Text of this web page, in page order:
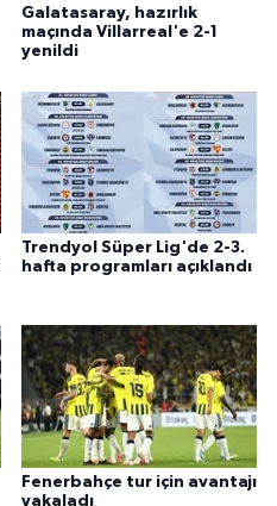
Galatasaray, hazırlık
maçında Villarreal'e 2-1
yenildi
Trendyol Süper Lig'de 2-3.
hafta programları açıklandı
Fenerbahçe tur için avantajı
yakaladı